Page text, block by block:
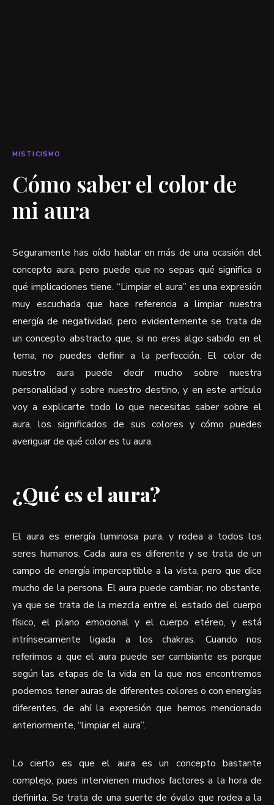
MISTICISMO
Cómo saber el color de
mi aura
Seguramente has oído hablar en más de una ocasión del
concepto aura, pero puede que no sepas qué significa o
qué implicaciones tiene. “Limpiar el aura” es una expresión
muy escuchada que hace referencia a limpiar nuestra
energía de negatividad, pero evidentemente se trata de
un concepto abstracto que, si no eres algo sabido en el
tema, no puedes definir a la perfección. El color de
nuestro aura puede decir mucho sobre nuestra
personalidad y sobre nuestro destino, y en este artículo
voy a explicarte todo lo que necesitas saber sobre el
aura, los significados de sus colores y cómo puedes
averiguar de qué color es tu aura.
¿Qué es el aura?
El aura es energía luminosa pura, y rodea a todos los
seres humanos. Cada aura es diferente y se trata de un
campo de energía imperceptible a la vista, pero que dice
mucho de la persona. El aura puede cambiar, no obstante,
ya que se trata de la mezcla entre el estado del cuerpo
físico, el plano emocional y el cuerpo etéreo, y está
intrínsecamente ligada a los chakras. Cuando nos
referimos a que el aura puede ser cambiante es porque
según las etapas de la vida en la que nos encontremos
podemos tener auras de diferentes colores o con energías
diferentes, de ahí la expresión que hemos mencionado
anteriormente, “limpiar el aura”.
Lo cierto es que el aura es un concepto bastante
complejo, pues intervienen muchos factores a la hora de
definirla. Se trata de una suerte de óvalo que rodea a la